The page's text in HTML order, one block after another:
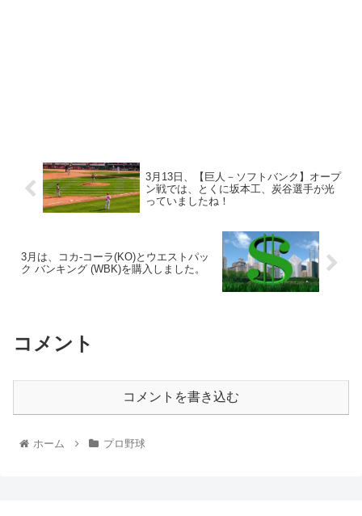
3月13日、【巨人－ソフトバンク】オープ
ン戦では、とくに坂本工、炭谷選手が光
っていましたね！
3月は、コカ-コーラ(KO)とウエストパッ
ク バンキング (WBK)を購入しました。
コメント
コメントを書き込む
ホーム プロ野球